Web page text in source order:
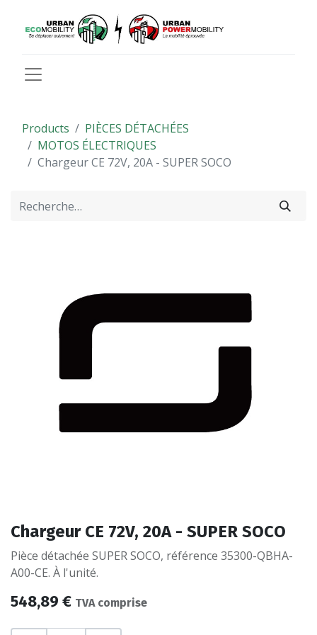
Products
PIÈCES DÉTACHÉES
MOTOS ÉLECTRIQUES
Chargeur CE 72V, 20A - SUPER SOCO
Chargeur CE 72V, 20A - SUPER SOCO
Pièce détachée SUPER SOCO, référence 35300-QBHA-
A00-CE. À l'unité.
548,89 € TVA comprise